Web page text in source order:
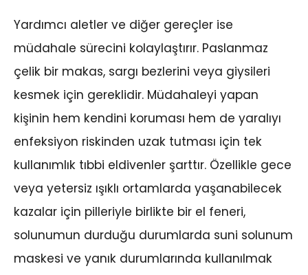
Yardımcı aletler ve diğer gereçler ise
müdahale sürecini kolaylaştırır. Paslanmaz
çelik bir makas, sargı bezlerini veya giysileri
kesmek için gereklidir. Müdahaleyi yapan
kişinin hem kendini koruması hem de yaralıyı
enfeksiyon riskinden uzak tutması için tek
kullanımlık tıbbi eldivenler şarttır. Özellikle gece
veya yetersiz ışıklı ortamlarda yaşanabilecek
kazalar için pilleriyle birlikte bir el feneri,
solunumun durduğu durumlarda suni solunum
maskesi ve yanık durumlarında kullanılmak